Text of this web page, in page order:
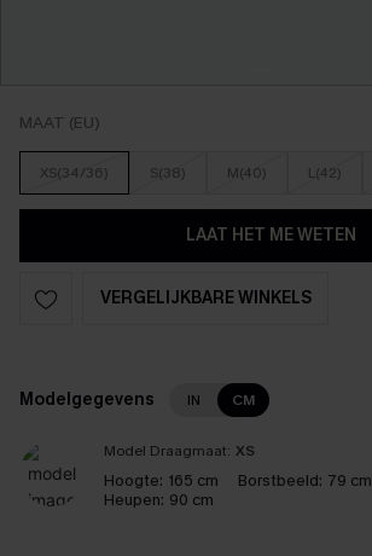
MAAT (EU)
XS(34/36) S(38) M(40) L(42)
LAAT HET ME WETEN
VERGELIJKBARE WINKELS
Modelgegevens IN CM
Model Draagmaat: XS
Hoogte: 165 cm Borstbeeld: 79 cm
Heupen: 90 cm